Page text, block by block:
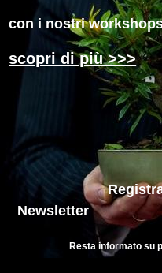
con i nostri
scopri di più >>>
Registra la
Newsletter
Resta informato su